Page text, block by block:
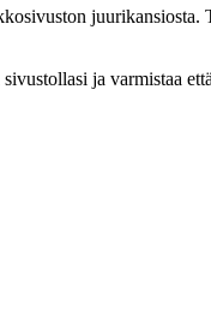
juurikansiosta.
ja varmistaa